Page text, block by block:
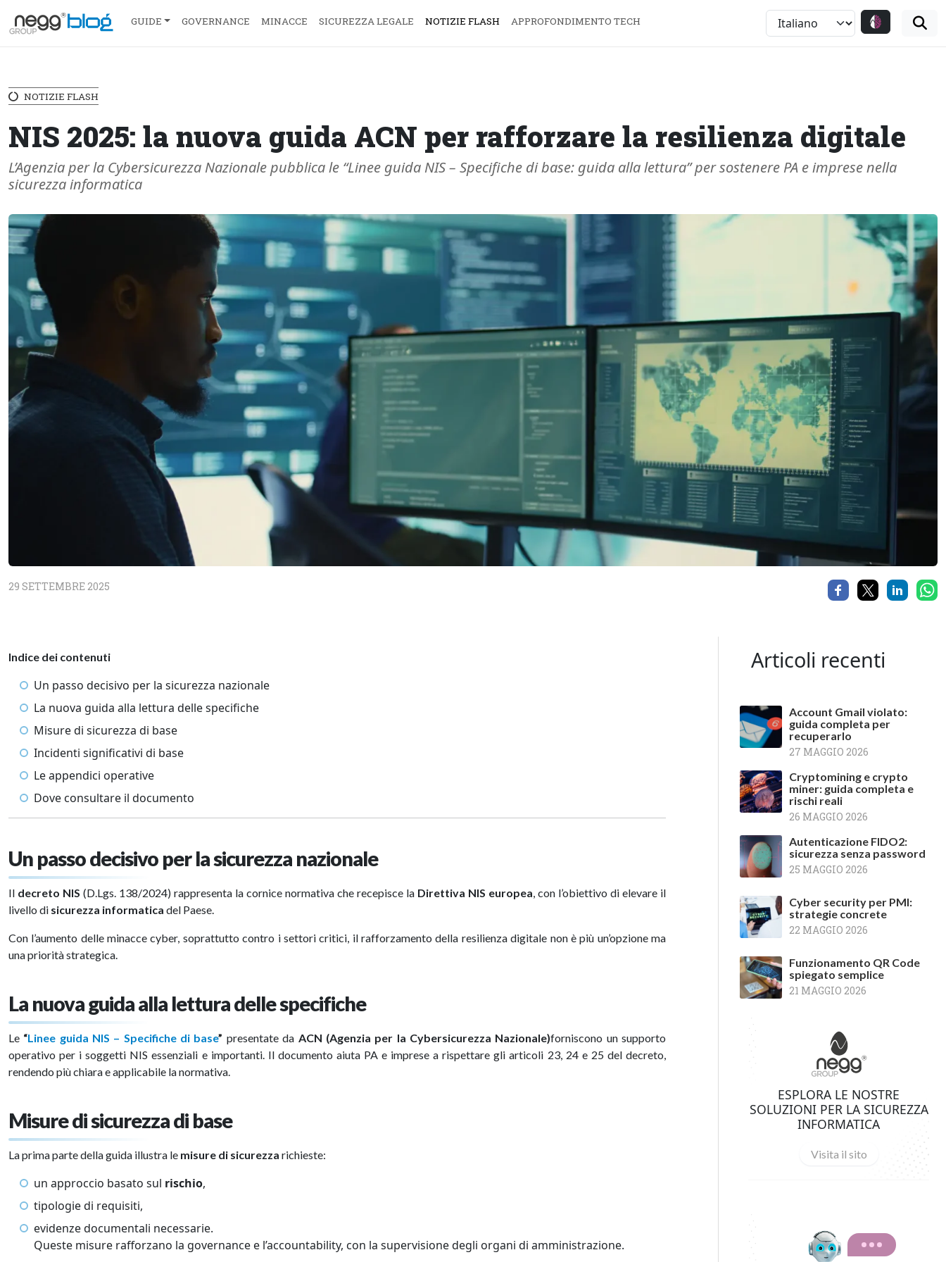
GUIDE GOVERNANCE MINACCE SICUREZZA LEGALE NOTIZIE FLASH APPROFONDIMENTO TECH
NOTIZIE FLASH
NIS 2025: la nuova guida ACN per rafforzare la resilienza digitale
L’Agenzia per la Cybersicurezza Nazionale pubblica le “Linee guida NIS – Specifiche di base: guida alla lettura” per sostenere PA e imprese nella
sicurezza informatica
29 SETTEMBRE 2025
Indice dei contenuti
Un passo decisivo per la sicurezza nazionale
La nuova guida alla lettura delle specifiche
Misure di sicurezza di base
Incidenti significativi di base
Le appendici operative
Dove consultare il documento
Un passo decisivo per la sicurezza nazionale
Il decreto NIS (D.Lgs. 138/2024) rappresenta la cornice normativa che recepisce la Direttiva NIS europea, con l’obiettivo di elevare il
livello di sicurezza informatica del Paese.
Con l’aumento delle minacce cyber, soprattutto contro i settori critici, il rafforzamento della resilienza digitale non è più un’opzione ma
una priorità strategica.
La nuova guida alla lettura delle specifiche
Le “Linee guida NIS – Specifiche di base” presentate da ACN (Agenzia per la Cybersicurezza Nazionale)forniscono un supporto
operativo per i soggetti NIS essenziali e importanti. Il documento aiuta PA e imprese a rispettare gli articoli 23, 24 e 25 del decreto,
rendendo più chiara e applicabile la normativa.
Misure di sicurezza di base
La prima parte della guida illustra le misure di sicurezza richieste:
un approccio basato sul rischio,
tipologie di requisiti,
evidenze documentali necessarie.
Queste misure rafforzano la governance e l’accountability, con la supervisione degli organi di amministrazione.
Articoli recenti
Account Gmail violato:
guida completa per
recuperarlo
27 MAGGIO 2026
Cryptomining e crypto
miner: guida completa e
rischi reali
26 MAGGIO 2026
Autenticazione FIDO2:
sicurezza senza password
25 MAGGIO 2026
Cyber security per PMI:
strategie concrete
22 MAGGIO 2026
Funzionamento QR Code
spiegato semplice
21 MAGGIO 2026
ESPLORA LE NOSTRE
SOLUZIONI PER LA SICUREZZA
INFORMATICA
Visita il sito